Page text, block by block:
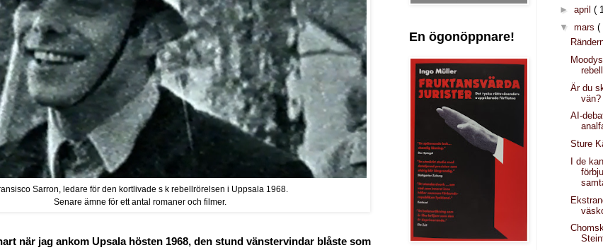
Sarron, ledare för den kortlivade s k rebellrörelsen i Uppsala 1968.
Senare ämne för ett antal romaner och filmer.
när jag ankom Upsala hösten 1968, den stund vänstervindar blåste som
En ögonöppnare!
► april (
▼ mars (
Är du
vän?
AI-
Sture
I de